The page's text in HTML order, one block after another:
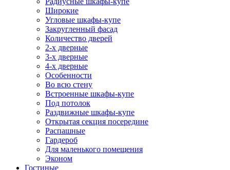
Широкие
Угловые шкафы-купе
Закругленный фасад
Количество дверей
2-х дверные
3-х дверные
4-х дверные
Особенности
Во всю стену
Встроенные шкафы-купе
Под потолок
Раздвижные шкафы-купе
Открытая секция посередине
Распашные
Гардероб
Для маленького помещения
Эконом
Гостиные